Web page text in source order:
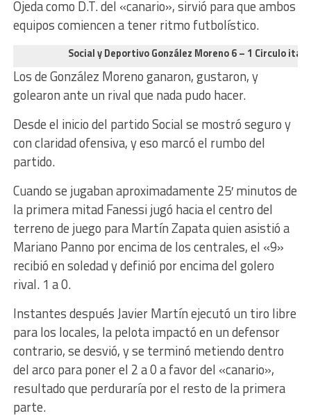
Ojeda como D.T. del «canario», sirvió para que ambos
equipos comiencen a tener ritmo futbolístico.
Social y Deportivo González Moreno 6 – 1 Circulo
Los de González Moreno ganaron, gustaron, y
golearon ante un rival que nada pudo hacer.
Desde el inicio del partido Social se mostró seguro y
con claridad ofensiva, y eso marcó el rumbo del
partido.
Cuando se jugaban aproximadamente 25′ minutos de
la primera mitad Fanessi jugó hacia el centro del
terreno de juego para Martín Zapata quien asistió a
Mariano Panno por encima de los centrales, el «9»
recibió en soledad y definió por encima del golero
rival. 1 a 0.
Instantes después Javier Martín ejecutó un tiro libre
para los locales, la pelota impactó en un defensor
contrario, se desvió, y se terminó metiendo dentro
del arco para poner el 2 a 0 a favor del «canario»,
resultado que perduraría por el resto de la primera
parte.